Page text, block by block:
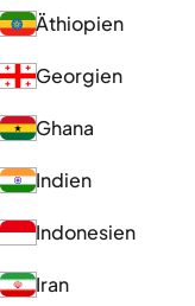
Äthiopien
Georgien
Ghana
Indien
Indonesien
Iran